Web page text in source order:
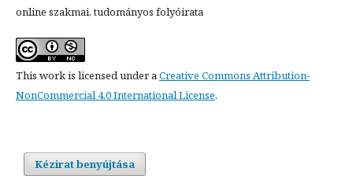
online szakmai, tudományos folyóirata
This work is licensed under a Creative Commons Attribution-
NonCommercial 4.0 International License.
Kézirat benyújtása